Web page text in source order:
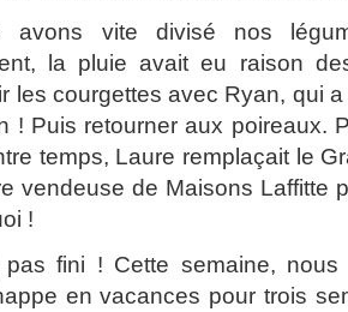
avons vite divisé nos
la pluie avait eu raison
les courgettes avec Ryan, qui
! Puis retourner aux poireaux.
temps, Laure remplaçait le
vendeuse de Maisons Laffitte
!
pas fini ! Cette semaine,
en vacances pour trois